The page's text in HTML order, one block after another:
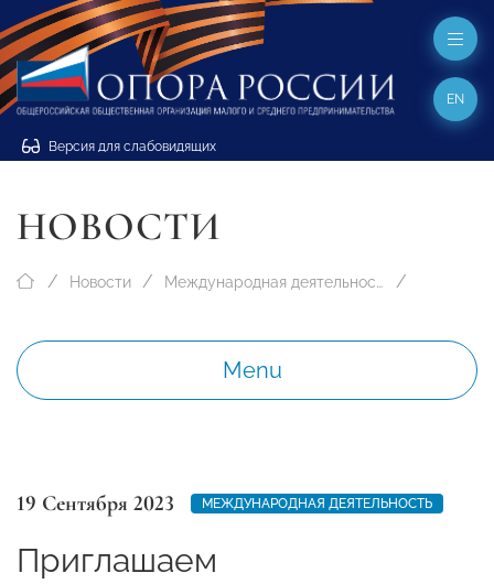
Версия для слабовидящих
EN
НОВОСТИ
Новости Международная деятельность
Menu
19 Сентября 2023 МЕЖДУНАРОДНАЯ ДЕЯТЕЛЬНОСТЬ
Приглашаем